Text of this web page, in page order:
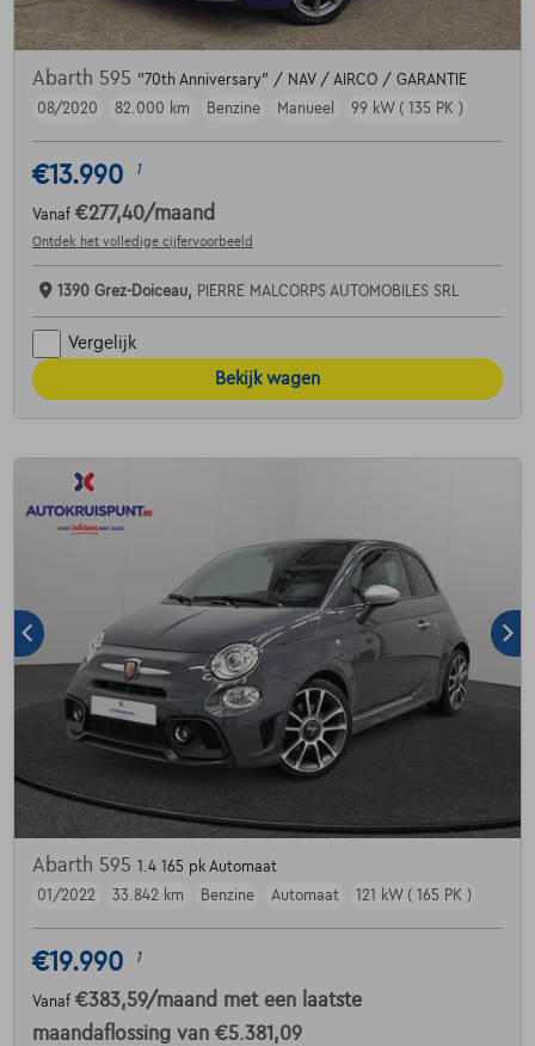
Abarth 595 "70th Anniversary" / NAV / AIRCO / GARANTIE
08/2020
82.000 km Benzine Manueel 99 kW ( 135 PK )
€13.990 1
Vanaf €277,40/maand
Ontdek het volledige cijfervoorbeeld
1390 Grez-Doiceau, PIERRE MALCORPS AUTOMOBILES SRL
Vergelijk
Bekijk wagen
Abarth 595 1.4 165 pk Automaat
01/2022
33.842 km Benzine Automaat 121 kW ( 165 PK )
€19.990 1
Vanaf €383,59/maand met een laatste
maandaflossing van €5.381,09